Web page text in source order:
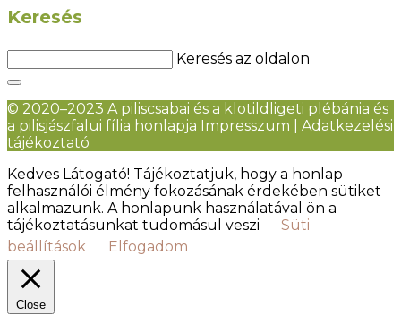
Keresés
Keresés az oldalon
© 2020–2023 A piliscsabai és a klotildligeti plébánia és
a pilisjászfalui fília honlapja Impresszum
Adatkezelési
tájékoztató
Kedves Látogató! Tájékoztatjuk, hogy a honlap
felhasználói élmény fokozásának érdekében sütiket
alkalmazunk. A honlapunk használatával ön a
tájékoztatásunkat tudomásul veszi
Süti
beállítások
Elfogadom
Close